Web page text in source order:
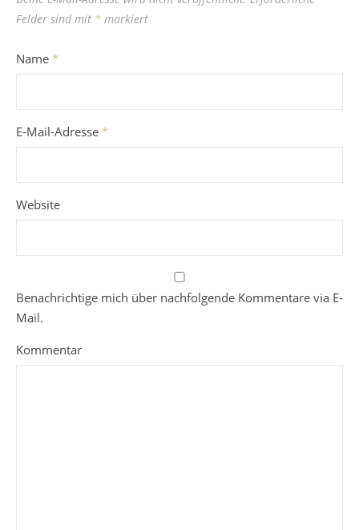
Felder sind mit * markiert
Name *
E-Mail-Adresse *
Website
Benachrichtige mich über nachfolgende Kommentare via E-
Mail.
Kommentar